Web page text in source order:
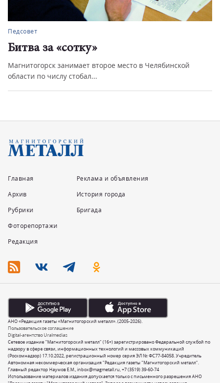
Педсовет
Битва за «сотку»
Магнитогорск занимает второе место в Челябинской
области по числу стобал...
Главная
Архив
Рубрики
Фоторепортажи
Редакция
Реклама и объявления
История города
Бригада
Сетевое издание "Магнитогорский металл" (16+) зарегистрировано Федеральной службой по
надзору в сфере связи, информационных технологий и массовых коммуникаций
(Роскомнадзор) 17.10.2022, регистрационный номер серия ЭЛ № ФС77-84058. Учредитель
Автономная некоммерческая организация "Редакция газеты "Магнитогорский металл".
Главный редактор Наумов Е.М.,inbox@magmetall.ru,+7 (3519) 39-60-74
Использование материалов издания допускается только с письменного разрешения АНО
Пользовательское соглашение
Digital-агентство Uralmedias
АНО «Редакция газеты «Магнитогорский металл». (2005-2026).